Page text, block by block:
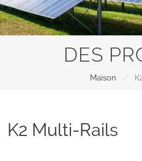
DES
Maison /
K2 Multi-Rails